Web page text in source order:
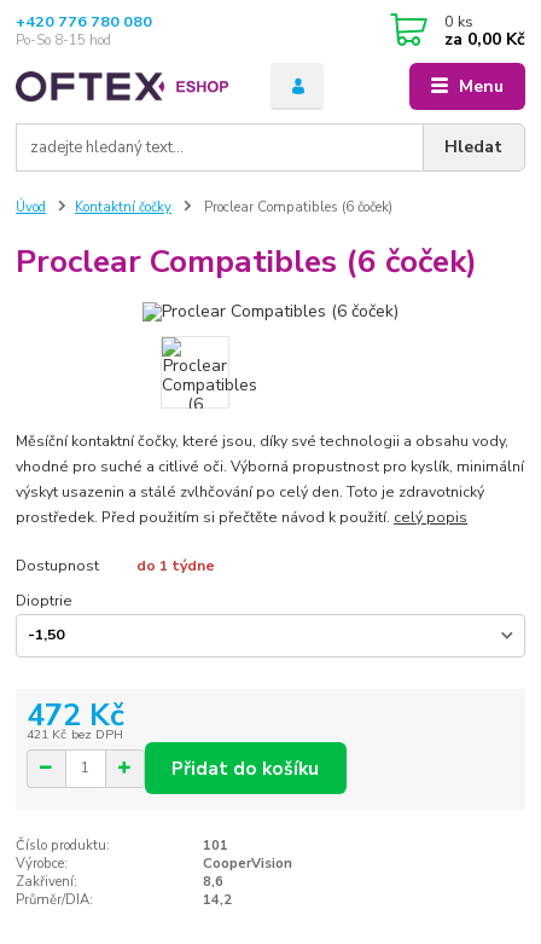
Menu
Hledat
+420 776 780 080
Po-So 8-15 hod
0 ks
za 0,00 Kč
Úvod Kontaktní čočky Proclear Compatibles (6 čoček)
Proclear Compatibles (6 čoček)
Měsíční kontaktní čočky, které jsou, díky své technologii a obsahu vody,
vhodné pro suché a citlivé oči. Výborná propustnost pro kyslík, minimální
výskyt usazenin a stálé zvlhčování po celý den. Toto je zdravotnický
prostředek. Před použitím si přečtěte návod k použití. celý popis
Dostupnost
do 1 týdne
Dioptrie
472 Kč
421 Kč bez DPH
Přidat do košíku
Číslo produktu:
101
Výrobce:
CooperVision
Zakřivení:
8,6
Průměr/DIA:
14,2